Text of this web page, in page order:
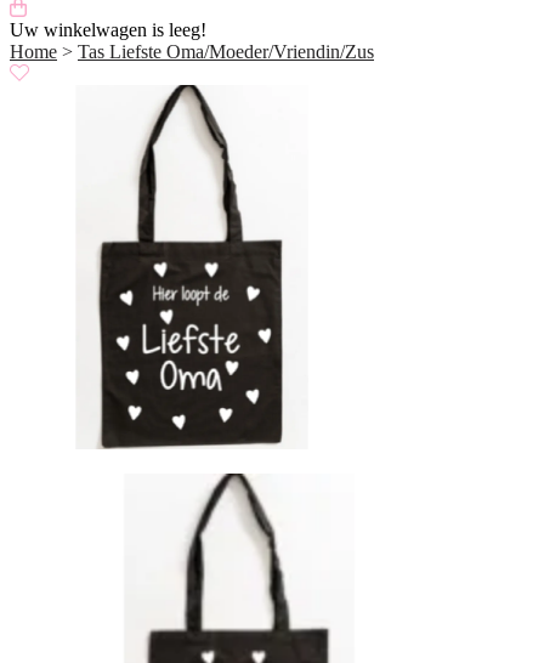
Uw winkelwagen is leeg!
Home > Tas Liefste Oma/Moeder/Vriendin/Zus